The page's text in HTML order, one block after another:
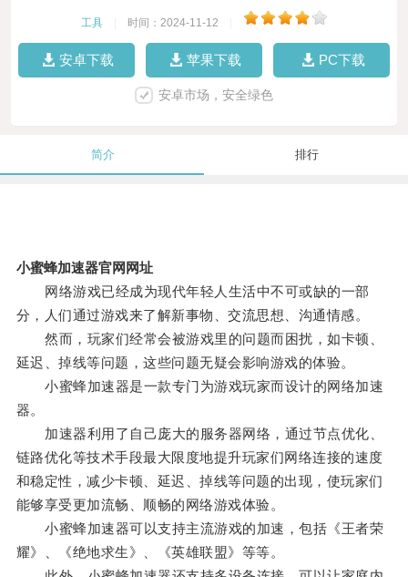
工具 时间：2024-11-12
安卓下载 苹果下载 PC下载
安卓市场，安全绿色
简介 排行
小蜜蜂加速器官网网址
网络游戏已经成为现代年轻人生活中不可或缺的一部
分，人们通过游戏来了解新事物、交流思想、沟通情感。
然而，玩家们经常会被游戏里的问题而困扰，如卡顿、
延迟、掉线等问题，这些问题无疑会影响游戏的体验。
小蜜蜂加速器是一款专门为游戏玩家而设计的网络加速
器。
加速器利用了自己庞大的服务器网络，通过节点优化、
链路优化等技术手段最大限度地提升玩家们网络连接的速度
和稳定性，减少卡顿、延迟、掉线等问题的出现，使玩家们
能够享受更加流畅、顺畅的网络游戏体验。
小蜜蜂加速器可以支持主流游戏的加速，包括《王者荣
耀》、《绝地求生》、《英雄联盟》等等。